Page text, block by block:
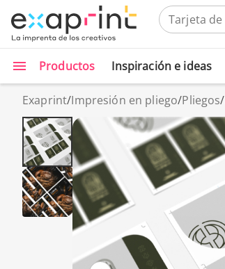
Productos Inspiración e ideas
Exaprint/Impresión en pliego/Pliegos/